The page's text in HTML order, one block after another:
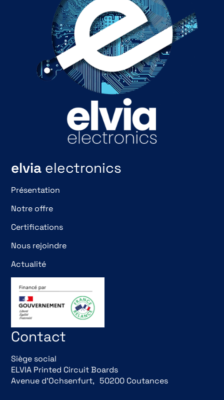
elvia electronics
Présentation
Notre offre
Certifications
Nous rejoindre
Actualité
Contact
Siège social
ELVIA Printed Circuit Boards
Avenue d’Ochsenfurt, 50200 Coutances